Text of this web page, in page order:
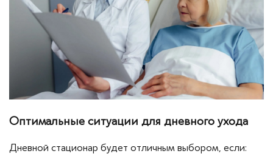
Оптимальные ситуации для дневного ухода
Дневной стационар будет отличным выбором, если: